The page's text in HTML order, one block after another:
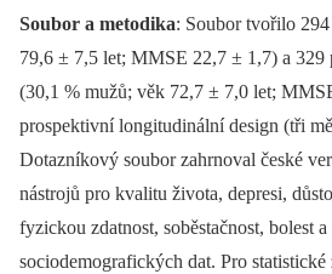
Soubor a metodika: Soubor tvořilo
79,6 ± 7,5 let; MMSE 22,7 ± 1,7) a 329
(30,1 % mužů; věk 72,7 ± 7,0 let;
prospektivní longitudinální design (tři
Dotazníkový soubor zahrnoval české
nástrojů pro kvalitu života, depresi,
fyzickou zdatnost, soběstačnost, bolest a
sociodemografických dat. Pro